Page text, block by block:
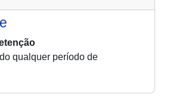
qualquer período de